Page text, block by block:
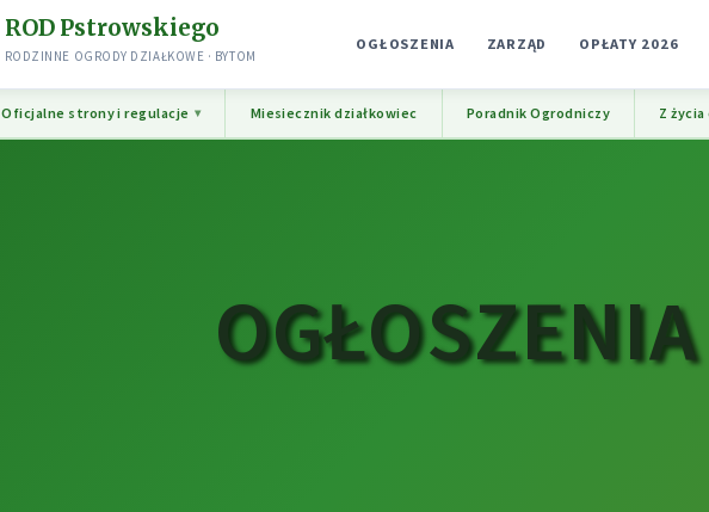
ROD Pstrowskiego
RODZINNE OGRODY DZIAŁKOWE · BYTOM
OGŁOSZENIA ZARZĄD OPŁATY 2026
Oficjalne strony i regulacje Miesiecznik działkowiec Poradnik Ogrodniczy Z
OGŁOSZENIA